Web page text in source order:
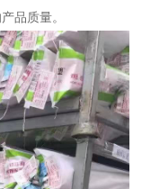
品质量。